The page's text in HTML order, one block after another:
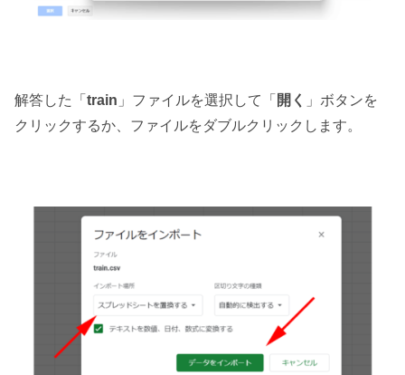
解答した「 train 」ファイルを選択して「 開く
」ボタンを
クリックするか、ファイルをダブルクリックします。